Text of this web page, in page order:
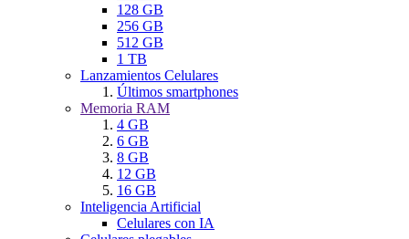
128 GB
256 GB
512 GB
1 TB
Lanzamientos Celulares
Últimos smartphones
Memoria RAM
4 GB
6 GB
8 GB
12 GB
16 GB
Inteligencia Artificial
Celulares con IA